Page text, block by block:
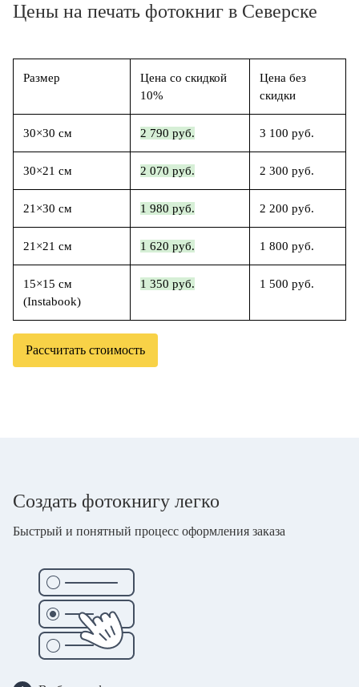
Цены на печать фотокниг в Северске
Размер
Цена со скидкой
10%
Цена без
скидки
30×30 см 2 790 руб. 3 100 руб.
30×21 см 2 070 руб. 2 300 руб.
21×30 см 1 980 руб. 2 200 руб.
21×21 см 1 620 руб. 1 800 руб.
15×15 см
(Instabook)
1 350 руб. 1 500 руб.
Рассчитать стоимость
Создать фотокнигу легко
Быстрый и понятный процесс оформления заказа